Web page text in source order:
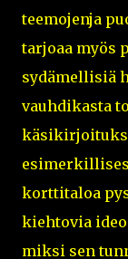
teemojenja
tarjoaa myös
sydämellisiä
vauhdikasta
korttitaloa
kiehtovia
miksi sen